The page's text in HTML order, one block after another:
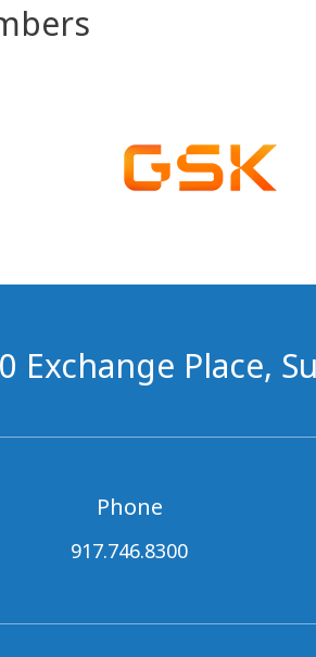
Exchange Place,
Phone
917.746.8300